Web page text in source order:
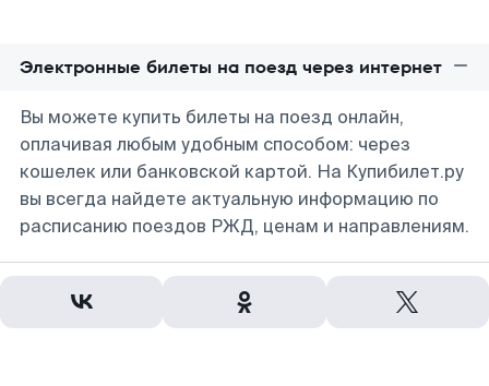
Электронные билеты на поезд через интернет
Вы можете купить билеты на поезд онлайн,
оплачивая любым удобным способом: через
кошелек или банковской картой. На Купибилет.ру
вы всегда найдете актуальную информацию по
расписанию поездов РЖД, ценам и направлениям.